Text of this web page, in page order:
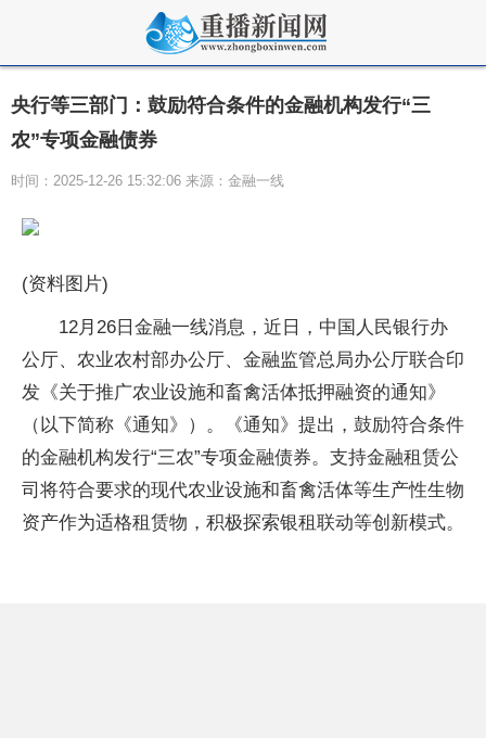
央行等三部门：鼓励符合条件的金融机构发行“三
农”专项金融债券
时间：2025-12-26 15:32:06 来源：金融一线
(资料图片)
12月26日金融一线消息，近日，中国人民银行办
公厅、农业农村部办公厅、金融监管总局办公厅联合印
发《关于推广农业设施和畜禽活体抵押融资的通知》
（以下简称《通知》）。《通知》提出，鼓励符合条件
的金融机构发行“三农”专项金融债券。支持金融租赁公
司将符合要求的现代农业设施和畜禽活体等生产性生物
资产作为适格租赁物，积极探索银租联动等创新模式。